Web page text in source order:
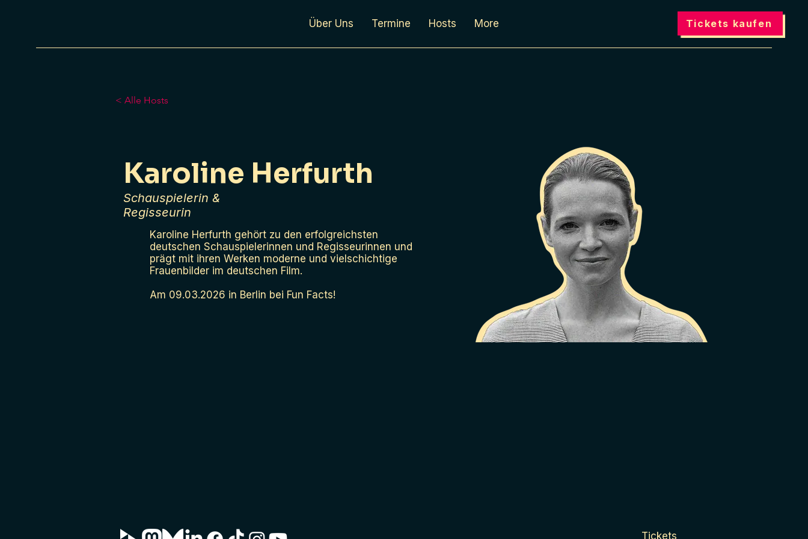
Über Uns Termine Hosts More Tickets kaufen
< Alle Hosts
Karoline Herfurth
Schauspielerin &
Regisseurin
Karoline Herfurth gehört zu den erfolgreichsten
deutschen Schauspielerinnen und Regisseurinnen und
prägt mit ihren Werken moderne und vielschichtige
Frauenbilder im deutschen Film.
Am 09.03.2026 in Berlin bei Fun Facts!
Tickets